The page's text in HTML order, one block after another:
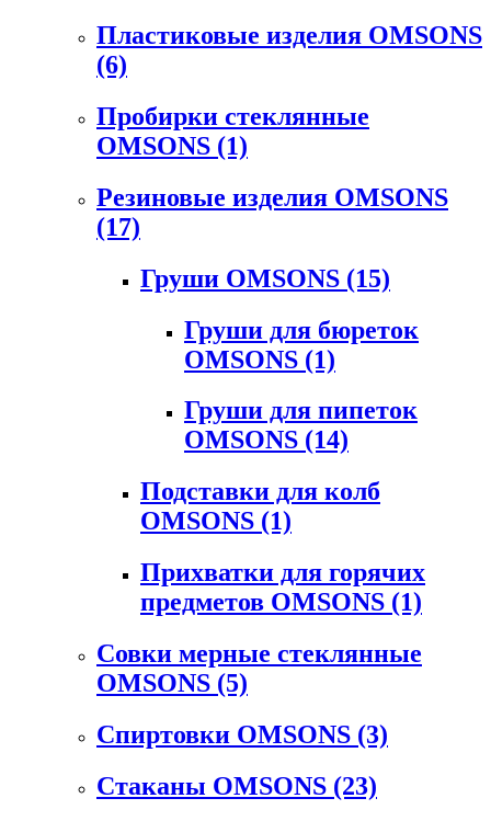
Пластиковые изделия OMSONS
(6)
Пробирки стеклянные
OMSONS (1)
Резиновые изделия OMSONS
(17)
Груши OMSONS (15)
Груши для бюреток
OMSONS (1)
Груши для пипеток
OMSONS (14)
Подставки для колб
OMSONS (1)
Прихватки для горячих
предметов OMSONS (1)
Совки мерные стеклянные
OMSONS (5)
Спиртовки OMSONS (3)
Стаканы OMSONS (23)